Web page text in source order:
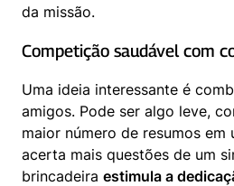
da missão.
Competição saudável com
Uma ideia interessante é
amigos. Pode ser algo leve,
maior número de resumos em
acerta mais questões de um
brincadeira estimula a